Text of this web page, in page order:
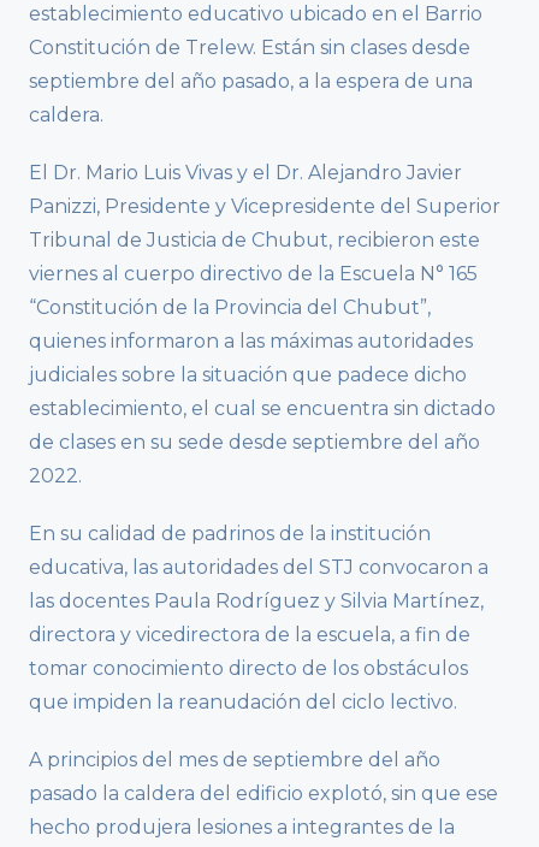
establecimiento educativo ubicado en el Barrio
Constitución de Trelew. Están sin clases desde
septiembre del año pasado, a la espera de una
caldera.
El Dr. Mario Luis Vivas y el Dr. Alejandro Javier
Panizzi, Presidente y Vicepresidente del Superior
Tribunal de Justicia de Chubut, recibieron este
viernes al cuerpo directivo de la Escuela N° 165
“Constitución de la Provincia del Chubut”,
quienes informaron a las máximas autoridades
judiciales sobre la situación que padece dicho
establecimiento, el cual se encuentra sin dictado
de clases en su sede desde septiembre del año
2022.
En su calidad de padrinos de la institución
educativa, las autoridades del STJ convocaron a
las docentes Paula Rodríguez y Silvia Martínez,
directora y vicedirectora de la escuela, a fin de
tomar conocimiento directo de los obstáculos
que impiden la reanudación del ciclo lectivo.
A principios del mes de septiembre del año
pasado la caldera del edificio explotó, sin que ese
hecho produjera lesiones a integrantes de la